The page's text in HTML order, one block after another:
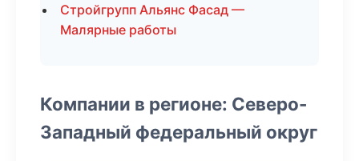
Стройгрупп Альянс Фасад —
Малярные работы
Компании в регионе: Северо-
Западный федеральный округ